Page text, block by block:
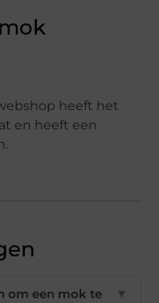
heeft het
en heeft een
om een mok te
▼